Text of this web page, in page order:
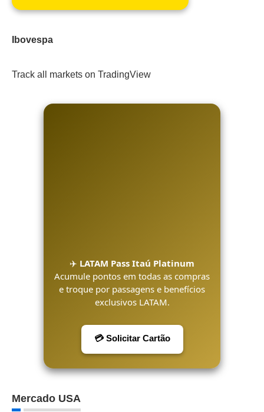
Ibovespa
Track all markets on TradingView
✈️ LATAM Pass Itaú Platinum
Acumule pontos em todas as compras
e troque por passagens e benefícios
exclusivos LATAM.
💳 Solicitar Cartão
Mercado USA